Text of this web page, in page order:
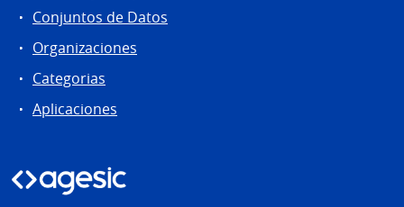
Conjuntos de Datos
Organizaciones
Categorias
Aplicaciones